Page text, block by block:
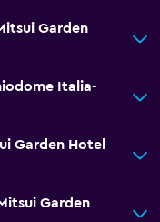
Garden
Italia-
Garden Hotel
Garden